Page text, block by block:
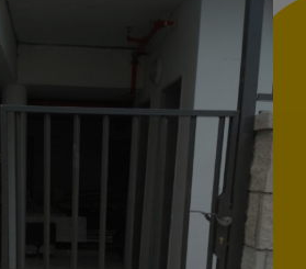
בתמונה
מוגדלת